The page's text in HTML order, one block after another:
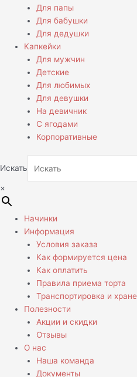
Для папы
Для бабушки
Для дедушки
Капкейки
Для мужчин
Детские
Для любимых
Для девушки
На девичник
С ягодами
Корпоративные
Искать
×
Начинки
Информация
Условия заказа
Как формируется цена
Как оплатить
Правила приема торта
Транспортировка и
Полезности
Акции и скидки
Отзывы
О нас
Наша команда
Документы